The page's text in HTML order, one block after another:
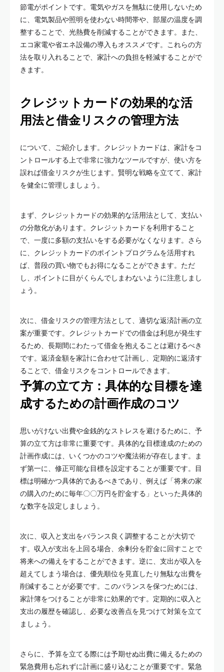
節電がポイントです。電気やガスを無駄に使用しないため
に、電気製品や照明を使わない時間帯や、部屋の温度を調
整することで、光熱費を削減することができます。また、
エコ家電や省エネ設備の導入もオススメです。これらの方
法を取り入れることで、家計への負担を軽減することがで
きます。
クレジットカードの効果的な活
用法と借金リスクの管理方法
について、ご紹介します。クレジットカードは、家計をコ
ントロールする上で非常に強力なツールですが、使い方を
誤れば借金リスクが生じます。賢明な戦略を立てて、家計
を健全に管理しましょう。
まず、クレジットカードの効果的な活用法として、支払い
の分散化があります。クレジットカードを利用すること
で、一度に多額の支払いをする必要がなくなります。さら
に、クレジットカードのポイントプログラムを活用すれ
ば、普段の買い物でもお得になることができます。ただ
し、ポイントに目がくらんでしまわないように注意しまし
ょう。
次に、借金リスクの管理方法として、適切な返済計画の立
案が重要です。クレジットカードでの借金は利息が発生す
るため、長期間にわたって借金を抱えることは避けるべき
です。返済金額を家計に合わせて計画し、定期的に返済す
ることで、借金リスクをコントロールできます。
予算の立て方：具体的な目標を達
成するための計画作成のコツ
思いがけない出費や金銭的なストレスを避けるために、予
算の立て方は非常に重要です。具体的な目標達成のための
計画作成には、いくつかのコツや魔法術が存在します。ま
ず第一に、修正可能な目標を設定することが重要です。目
標は明確かつ具体的であるべきであり、例えば「将来の家
の購入のために毎年〇〇万円を貯金する」といった具体的
な数字を設定しましょう。
次に、収入と支出をバランス良く調整することが大切で
す。収入が支出を上回る場合、余剰分を貯金に回すことで
将来への備えをすることができます。逆に、支出が収入を
超えてしまう場合は、優先順位を見直したり無駄な出費を
削減することが必要です。このバランスを保つためには、
家計簿をつけることが非常に効果的です。定期的に収入と
支出の履歴を確認し、必要な改善点を見つけて対策を立て
ましょう。
さらに、予算を立てる際には予期せぬ出費に備えるための
緊急費用も忘れずに計画に盛り込むことが重要です。緊急